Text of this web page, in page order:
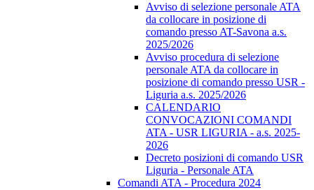
Avviso di selezione personale ATA
da collocare in posizione di
comando presso AT-Savona a.s.
2025/2026
Avviso procedura di selezione
personale ATA da collocare in
posizione di comando presso USR -
Liguria a.s. 2025/2026
CALENDARIO
CONVOCAZIONI COMANDI
ATA - USR LIGURIA - a.s. 2025-
2026
Decreto posizioni di comando USR
Liguria - Personale ATA
Comandi ATA - Procedura 2024